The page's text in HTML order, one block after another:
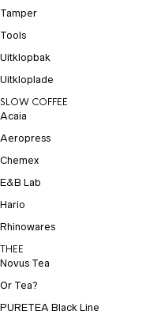
Tamper
Tools
Uitklopbak
Uitkloplade
SLOW COFFEE
Acaia
Aeropress
Chemex
E&B Lab
Hario
Rhinowares
THEE
Novus Tea
Or Tea?
PURETEA Black Line